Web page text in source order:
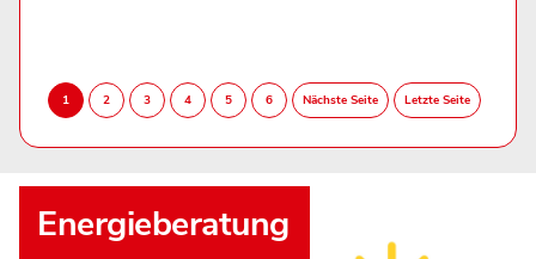
Energieberatung